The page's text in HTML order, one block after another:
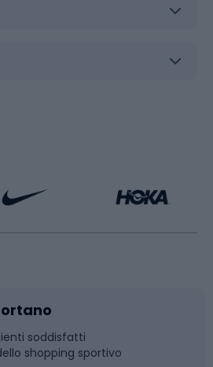
soddisfatti
shopping sportivo